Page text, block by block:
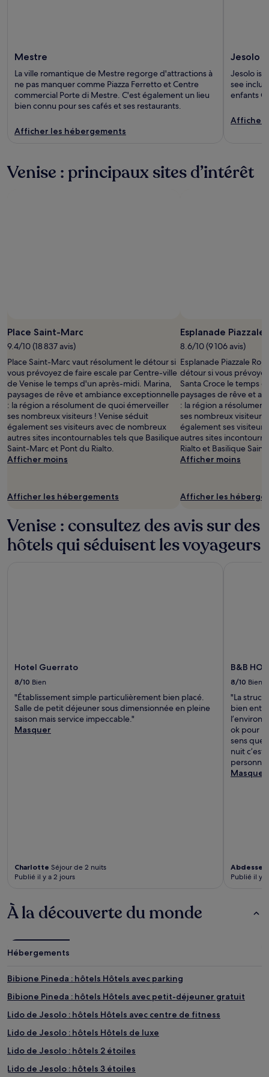
Mestre
La ville romantique de Mestre regorge d'attractions à
ne pas manquer comme Piazza Ferretto et Centre
commercial Porte di Mestre. C'est également un lieu
bien connu pour ses cafés et ses restaurants.
Afficher les hébergements
Jesolo
Jesolo is
see
enfants
Afficher
Venise : principaux sites d’intérêt
Place Saint-Marc
9.4/10 (18 837 avis)
Place Saint-Marc vaut résolument le détour si
vous prévoyez de faire escale par Centre-ville
de Venise le temps d'un après-midi. Marina,
paysages de rêve et ambiance exceptionnelle
: la région a résolument de quoi émerveiller
ses nombreux visiteurs ! Venise séduit
également ses visiteurs avec de nombreux
autres sites incontournables tels que Basilique
Saint-Marc et Pont du Rialto.
Afficher moins
Afficher les hébergements
Esplanade Piazzale
8.6/10 (9 106 avis)
Esplanade Piazzale
détour si vous
Santa Croce le temps
paysages de rêve et
: la région a
ses nombreux visiteurs
également ses
autres sites
Rialto et Basilique
Afficher moins
Afficher les
Venise : consultez des avis sur des
hôtels qui séduisent les voyageurs
Hotel Guerrato
8/10 Bien
"Établissement simple particulièrement bien placé.
Salle de petit déjeuner sous dimensionnée en pleine
saison mais service impeccable."
Masquer
Charlotte Séjour de 2 nuits
Publié il y a 2 jours
B&B
8/10 Bien
"La
bien
ok pour
sens que
nuit c’est
Masquer
Publié il y
À la découverte du monde
Hébergements
Bibione Pineda : hôtels Hôtels avec parking
Bibione Pineda : hôtels Hôtels avec petit-déjeuner gratuit
Lido de Jesolo : hôtels Hôtels avec centre de fitness
Lido de Jesolo : hôtels Hôtels de luxe
Lido de Jesolo : hôtels 2 étoiles
Lido de Jesolo : hôtels 3 étoiles